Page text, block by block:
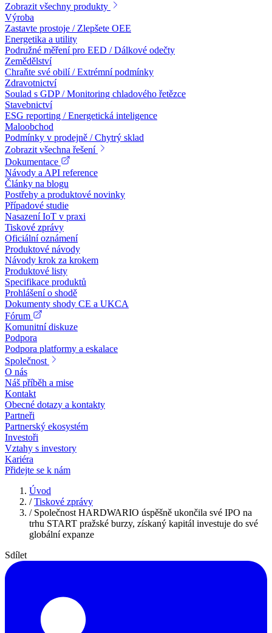
Zobrazit všechny produkty
Výroba
Zastavte prostoje / Zlepšete OEE
Energetika a utility
Podružné měření pro EED / Dálkové odečty
Zemědělství
Chraňte své obilí / Extrémní podmínky
Zdravotnictví
Soulad s GDP / Monitoring chladového řetězce
Stavebnictví
ESG reporting / Energetická inteligence
Maloobchod
Podmínky v prodejně / Chytrý sklad
Zobrazit všechna řešení
Dokumentace
Návody a API reference
Články na blogu
Postřehy a produktové novinky
Případové studie
Nasazení IoT v praxi
Tiskové zprávy
Oficiální oznámení
Produktové návody
Návody krok za krokem
Produktové listy
Specifikace produktů
Prohlášení o shodě
Dokumenty shody CE a UKCA
Fórum
Komunitní diskuze
Podpora
Podpora platformy a eskalace
Společnost
O nás
Náš příběh a mise
Kontakt
Obecné dotazy a kontakty
Partneři
Partnerský ekosystém
Investoři
Vztahy s investory
Kariéra
Přidejte se k nám
Úvod
/ Tiskové zprávy
/ Společnost HARDWARIO úspěšně ukončila své IPO na
trhu START pražské burzy, získaný kapitál investuje do své
globální expanze
Sdílet